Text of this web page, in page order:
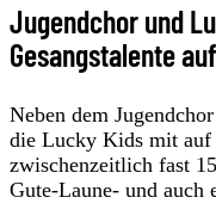
Jugendchor und
Gesangstalente
Neben dem
die Lucky Kids mit auf
zwischenzeitlich fast
Gute-Laune- und auch